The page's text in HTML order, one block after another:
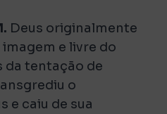
Deus originalmente
e livre do
da tentação de
o
e caiu de sua